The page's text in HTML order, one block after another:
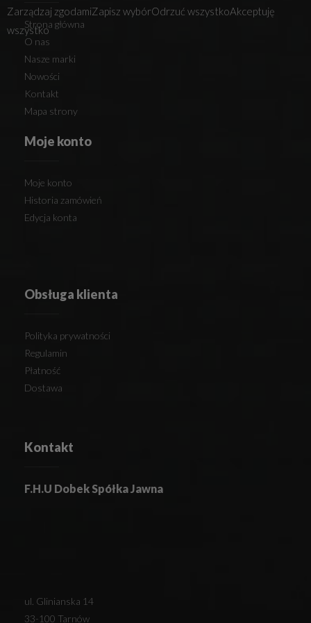
Strona główna
O nas
Nasze marki
Nowości
Kontakt
Mapa strony
Moje konto
Moje konto
Historia zamówień
Edycja konta
Obsługa klienta
Polityka prywatności
Regulamin
Płatność
Dostawa
Kontakt
F.H.U Dobek Spółka Jawna
ul. Glinianska 14
33-100 Tarnów
Zarządzaj zgodamiZapisz wybórOdrzuć wszystkoAkceptuję
wszystko